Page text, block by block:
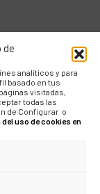
de
analíticos y para
basado en tus
visitadas,
todas las
de Configurar o
uso de cookies en